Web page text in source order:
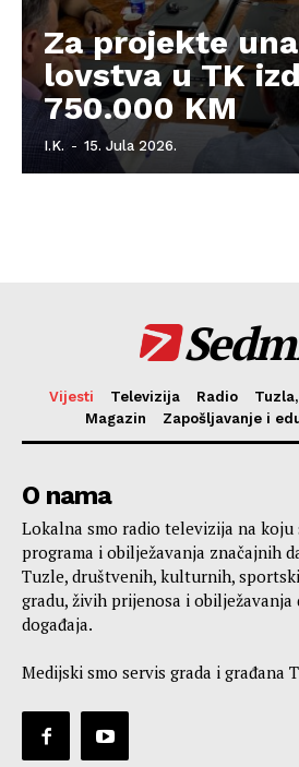
Za projekte
lovstva u TK
750.000 KM
I.K. - 15. Jula 2026.
Vijesti Televizija Radio
Magazin
Zapošljavanje i
O nama
Lokalna smo radio televizija na koju
programa i obilježavanja značajnih
Tuzle, društvenih, kulturnih,
gradu, živih prijenosa i
događaja.
Medijski smo servis grada i građana